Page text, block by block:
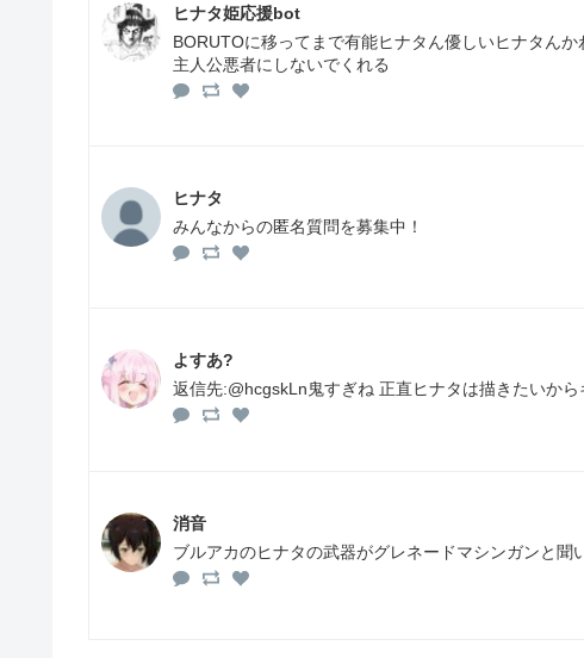
ヒナタ姫応援bot
BORUTOに移ってまで有能ヒナタん優しいヒナタん
主人公悪者にしないでくれる
ヒナタ
みんなからの匿名質問を募集中！
よすあ?
返信先:@hcgskLn鬼すぎね 正直ヒナタは描きたいから
消音
ブルアカのヒナタの武器がグレネードマシンガンと